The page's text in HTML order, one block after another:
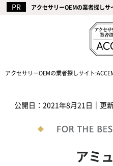
アクセサリーOEMの業者探しサ
アクセサリーOEMの業者探しサイト
公開日： 2021年8月21日 ｜更
アミ